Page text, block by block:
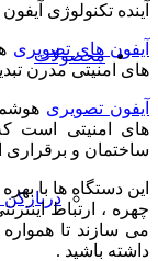
محصولات
آینده تکنولوژی
آیفون های تصویری
های امنیتی مدرن
آیفون تصویری
های امنیتی است
ساختمان و برقراری
این دستگاه ها با
چهره ، ارتباط
می سازند تا
داشته باشید .